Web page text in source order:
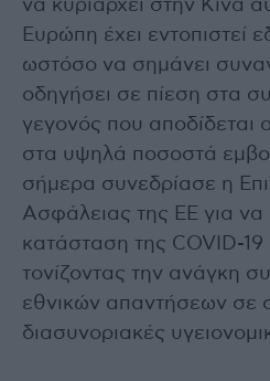
να κυριαρχεί στην Κίνα
Ευρώπη έχει εντοπιστεί
ωστόσο να σημάνει
οδηγήσει σε πίεση στα
γεγονός που αποδίδεται
στα υψηλά ποσοστά
σήμερα συνεδρίασε η
Ασφάλειας της ΕΕ για να
κατάσταση της COVID-19
τονίζοντας την ανάγκη
εθνικών απαντήσεων σε
διασυνοριακές